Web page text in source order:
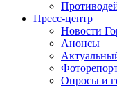
Пресс-центр
Новости
Анонсы
Опросы и